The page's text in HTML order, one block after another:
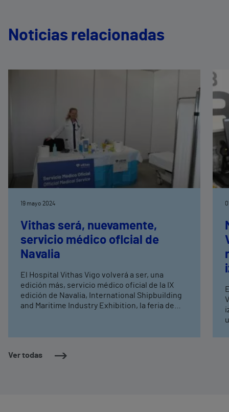
Noticias relacionadas
Ver todas
19 mayo 2024
Vithas será, nuevamente,
servicio médico oficial de
Navalia
El Hospital Vithas Vigo volverá a ser, una
edición más, servicio médico oficial de la IX
edición de Navalia, International Shipbuilding
and Maritime Industry Exhibition, la feria de
puertas el próximo martes en el recinto ferial